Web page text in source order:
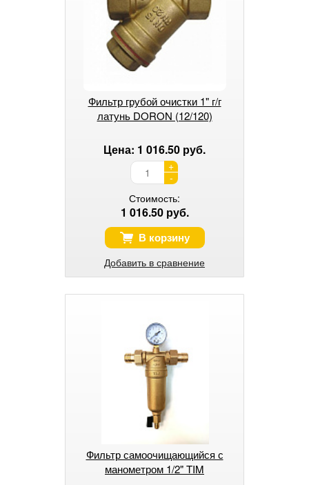
Фильтр грубой очистки 1" г/г
латунь DORON (12/120)
Цена: 1 016.50 руб.
+
-
Стоимость:
1 016.50 руб.
В корзину
Добавить в сравнение
Фильтр самоочищающийся с
манометром 1/2" TIM